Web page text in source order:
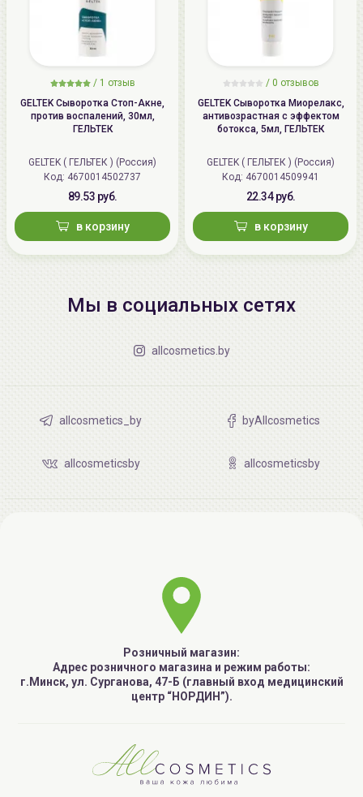
/ 1 отзыв
GELTEK Сыворотка Стоп-Акне,
против воспалений, 30мл,
ГЕЛЬТЕК
GELTEK ( ГЕЛЬТЕК ) (Россия)
Код: 4670014502737
89.53 руб.
в корзину
/ 0 отзывов
GELTEK Сыворотка Миорелакс,
антивозрастная с эффектом
ботокса, 5мл, ГЕЛЬТЕК
GELTEK ( ГЕЛЬТЕК ) (Россия)
Код: 4670014509941
22.34 руб.
в корзину
Мы в социальных сетях
allcosmetics.by
allcosmetics_by byAllcosmetics
allcosmeticsby allcosmeticsby
Розничный магазин:
Адрес розничного магазина и режим работы:
г.Минск, ул. Сурганова, 47-Б (главный вход медицинский
центр “НОРДИН”).